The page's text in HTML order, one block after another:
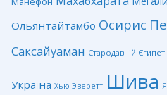
Ольянтайтамбо Осирис
Саксайуаман Стародавній Єгипет
Україна Хью Эверетт Шива